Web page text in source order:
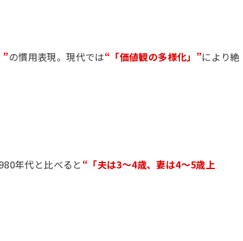
”の慣用表現。現代では“「価値観の多様化」”により絶
年代と比べると “「夫は3〜4歳、妻は4〜5歳上